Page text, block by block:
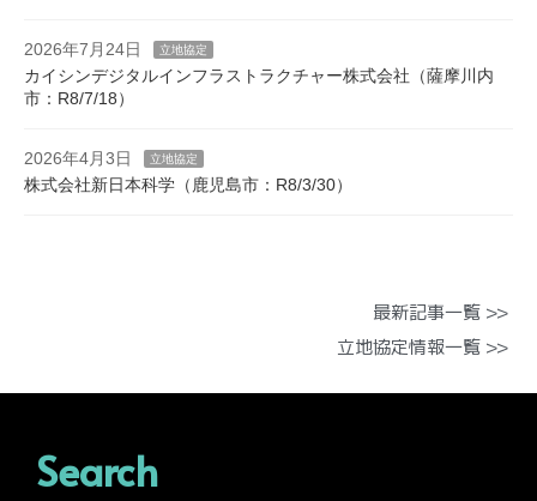
2026年7月24日 立地協定
カイシンデジタルインフラストラクチャー株式会社（薩摩川内
市：R8/7/18）
2026年4月3日 立地協定
株式会社新日本科学（鹿児島市：R8/3/30）
最新記事一覧 >>
立地協定情報一覧 >>
Search